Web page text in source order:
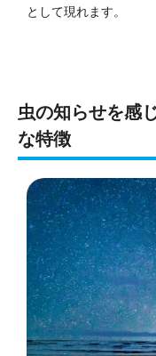
として現れます。
虫の知らせを感
な特徴